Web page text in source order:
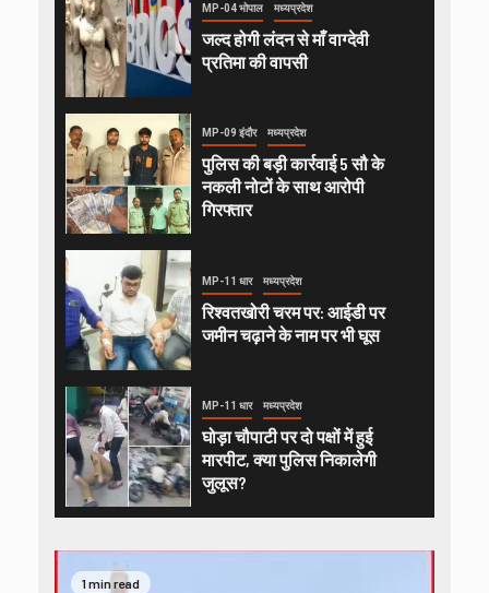
MP-04 भोपाल मध्यप्रदेश
जल्द होगी लंदन से माँ वाग्देवी
प्रतिमा की वापसी
MP-09 इंदौर मध्यप्रदेश
पुलिस की बड़ी कार्रवाई 5 सौ के
नकली नोटों के साथ आरोपी
गिरफ्तार
MP-11 धार मध्यप्रदेश
रिश्वतखोरी चरम पर: आईडी पर
जमीन चढ़ाने के नाम पर भी घूस
MP-11 धार मध्यप्रदेश
घोड़ा चौपाटी पर दो पक्षों में हुई
मारपीट, क्या पुलिस निकालेगी
जुलूस?
1 min read